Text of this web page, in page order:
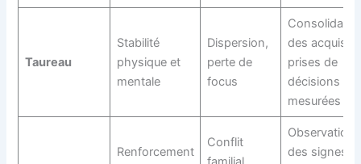
Taureau
Stabilité
physique et
mentale
Dispersion,
perte de
focus
des acquis,
prises de
décisions
mesurées
Renforcement
Conflit
Observation
des signes,